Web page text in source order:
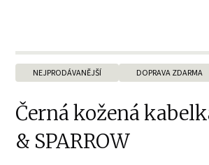
NEJPRODÁVANĚJŠÍ DOPRAVA ZDARMA
Černá kožená
& SPARROW